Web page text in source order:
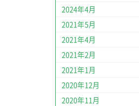
2024年4月
2021年5月
2021年4月
2021年2月
2021年1月
2020年12月
2020年11月